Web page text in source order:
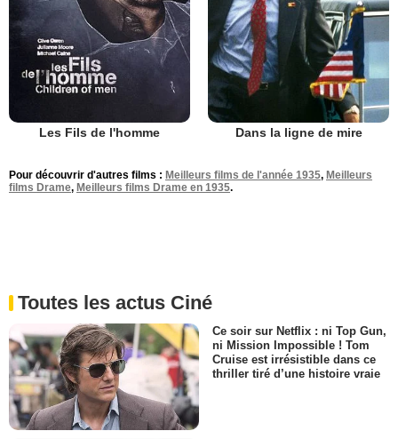
Les Fils de l'homme Dans la ligne de mire
Pour découvrir d'autres films : Meilleurs films de l'année 1935, Meilleurs
films Drame, Meilleurs films Drame en 1935.
Toutes les actus Ciné
Ce soir sur Netflix : ni Top Gun,
ni Mission Impossible ! Tom
Cruise est irrésistible dans ce
thriller tiré d’une histoire vraie